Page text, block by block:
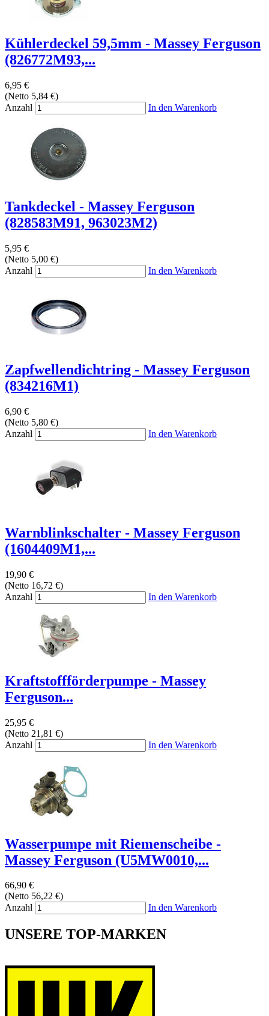
Kühlerdeckel 59,5mm - Massey Ferguson
(826772M93,...
6,95 €
(Netto 5,84 €)
Anzahl
In den Warenkorb
Tankdeckel - Massey Ferguson
(828583M91, 963023M2)
5,95 €
(Netto 5,00 €)
Anzahl
In den Warenkorb
Zapfwellendichtring - Massey Ferguson
(834216M1)
6,90 €
(Netto 5,80 €)
Anzahl
In den Warenkorb
Warnblinkschalter - Massey Ferguson
(1604409M1,...
19,90 €
(Netto 16,72 €)
Anzahl
In den Warenkorb
Kraftstoffförderpumpe - Massey
Ferguson...
25,95 €
(Netto 21,81 €)
Anzahl
In den Warenkorb
Wasserpumpe mit Riemenscheibe -
Massey Ferguson (U5MW0010,...
66,90 €
(Netto 56,22 €)
Anzahl
In den Warenkorb
UNSERE TOP-MARKEN